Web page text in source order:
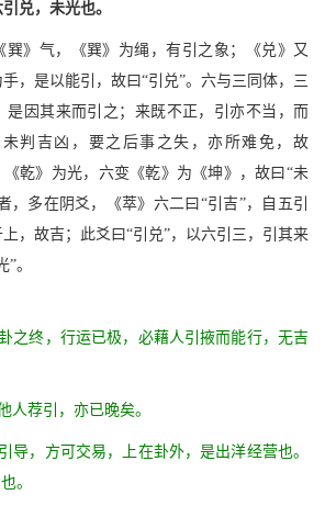
兑，未光也。
巽》气，《巽》为绳，有引之象；《兑》又
，是以能引，故曰“引兑”。六与三同体，三
是因其来而引之；来既不正，引亦不当，而
判吉凶，要之后事之失，亦所难免，故
《乾》为光，六变《乾》为《坤》，故曰“未
，多在阴爻，《萃》六二曰“引吉”，自五引
，故吉；此爻曰“引兑”，以六引三，引其来
。
之终，行运已极，必藉人引掖而能行，无吉
荐引，亦已晚矣。
，方可交易，上在卦外，是出洋经营也。
。